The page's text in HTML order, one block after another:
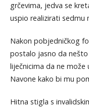
grčevima, jedva se
uspio realizirati sedmu
Nakon pobjedničkog
postalo jasno da nešto
liječnicima da ne
Navone kako bi mu
Hitna stigla s